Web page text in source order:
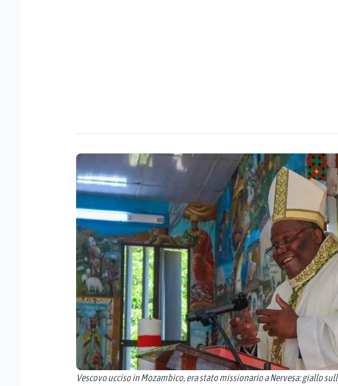
Vescovo ucciso in Mozambico, era stato missionario a Nervesa: giallo